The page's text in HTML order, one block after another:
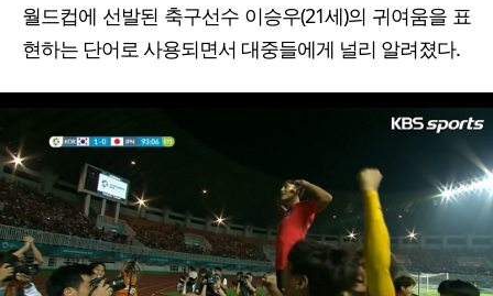
월드컵에 선발된 축구선수 이승우(21세)의 귀여움을 표
현하는 단어로 사용되면서 대중들에게 널리 알려졌다.